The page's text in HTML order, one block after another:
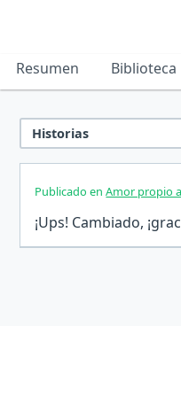
Resumen Biblioteca
Publicado enAmor propio
¡Ups! Cambiado,